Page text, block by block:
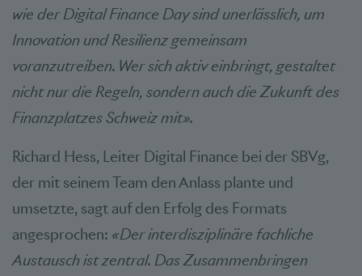
wie der Digital Finance Day sind unerlässlich, um
Innovation und Resilienz gemeinsam
voranzutreiben. Wer sich aktiv einbringt, gestaltet
nicht nur die Regeln, sondern auch die Zukunft des
Finanzplatzes Schweiz mit».
Richard Hess, Leiter Digital Finance bei der SBVg,
der mit seinem Team den Anlass plante und
umsetzte, sagt auf den Erfolg des Formats
angesprochen: «Der interdisziplinäre fachliche
Austausch ist zentral. Das Zusammenbringen